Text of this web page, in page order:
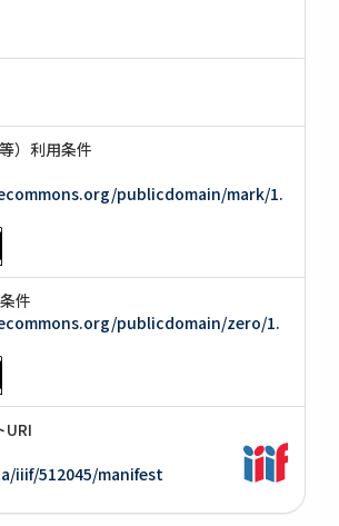
）利用条件
publicdomain/mark/1.
件
publicdomain/zero/1.
URI
iiif/512045/manifest